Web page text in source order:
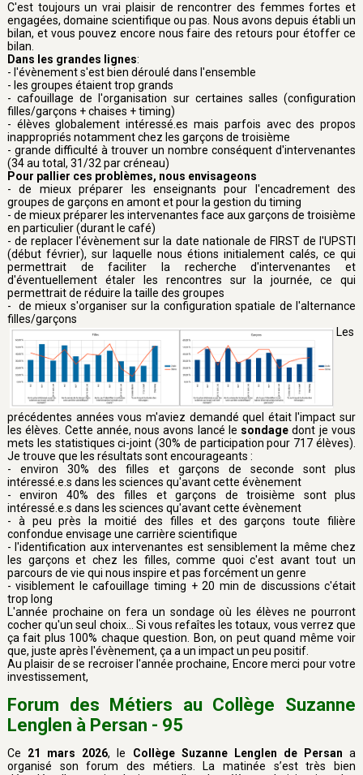
C'est toujours un vrai plaisir de rencontrer des femmes fortes et
engagées, domaine scientifique ou pas. Nous avons depuis établi un
bilan, et vous pouvez encore nous faire des retours pour étoffer ce
bilan.
Dans les grandes lignes:
- l'évènement s'est bien déroulé dans l'ensemble
- les groupes étaient trop grands
- cafouillage de l'organisation sur certaines salles (configuration
filles/garçons + chaises + timing)
- élèves globalement intéressé.es mais parfois avec des propos
inappropriés notamment chez les garçons de troisième
- grande difficulté à trouver un nombre conséquent d'intervenantes
(34 au total, 31/32 par créneau)
Pour pallier ces problèmes, nous envisageons
- de mieux préparer les enseignants pour l'encadrement des
groupes de garçons en amont et pour la gestion du timing
- de mieux préparer les intervenantes face aux garçons de troisième
en particulier (durant le café)
- de replacer l'évènement sur la date nationale de FIRST de l'UPSTI
(début février), sur laquelle nous étions initialement calés, ce qui
permettrait de faciliter la recherche d'intervenantes et
d'éventuellement étaler les rencontres sur la journée, ce qui
permettrait de réduire la taille des groupes
- de mieux s'organiser sur la configuration spatiale de l'alternance
filles/garçons
Les
précédentes années vous m'aviez demandé quel était l'impact sur
les élèves. Cette année, nous avons lancé le sondagedont je vous
mets les statistiques ci-joint (30% de participation pour 717 élèves).
Je trouve que les résultats sont encourageants :
- environ 30% des filles et garçons de seconde sont plus
intéressé.e.s dans les sciences qu'avant cette évènement
- environ 40% des filles et garçons de troisième sont plus
intéressé.e.s dans les sciences qu'avant cette évènement
- à peu près la moitié des filles et des garçons toute filière
confondue envisage une carrière scientifique
- l'identification aux intervenantes est sensiblement la même chez
les garçons et chez les filles, comme quoi c'est avant tout un
parcours de vie qui nous inspire et pas forcément un genre
- visiblement le cafouillage timing + 20 min de discussions c'était
trop long
L'année prochaine on fera un sondage où les élèves ne pourront
cocher qu'un seul choix... Si vous refaîtes les totaux, vous verrez que
ça fait plus 100% chaque question. Bon, on peut quand même voir
que, juste après l'évènement, ça a un impact un peu positif.
Au plaisir de se recroiser l'année prochaine, Encore merci pour votre
investissement,
Forum des Métiers au Collège Suzanne
Lenglen à Persan - 95
Ce 21 mars 2026, le Collège Suzanne Lenglen de Persan a
organisé son forum des métiers. La matinée s’est très bien